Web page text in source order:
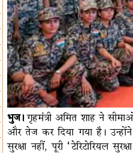
भुज।गृहमंत्री अमित शाह ने
और तेज कर दिया गया है।
सुरक्षा नहीं, पूरी ‘टेरिटोरियल